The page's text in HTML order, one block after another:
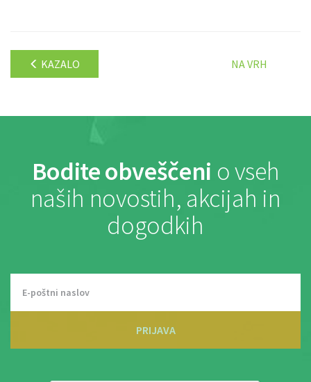
KAZALO NA VRH
Bodite obveščeni o vseh
naših novostih, akcijah in
dogodkih
PRIJAVA